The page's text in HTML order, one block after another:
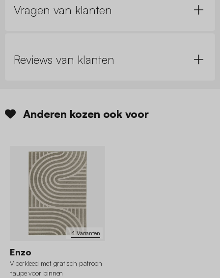
Vragen van klanten
Reviews van klanten
Anderen kozen ook voor
4 Varianten
Enzo
Vloerkleed met grafisch patroon
taupe voor binnen